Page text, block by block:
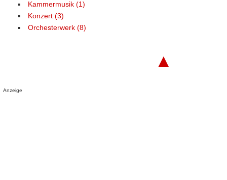
Kammermusik (1)
Konzert (3)
Orchesterwerk (8)
▲
Anzeige